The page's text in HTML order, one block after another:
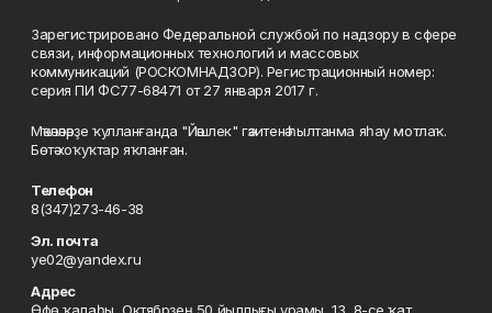
Зарегистрировано Федеральной службой по надзору в сфере
связи, информационных технологий и массовых
коммуникаций (РОСКОМНАДЗОР). Регистрационный номер:
серия ПИ ФС77-68471 от 27 января 2017 г.
Мәҡәләләрҙе ҡулланғанда "Йәшлек" гәзитенә һылтанма яһау мотлаҡ.
Бөтә хоҡуҡтар яҡланған.
Телефон
8(347)273-46-38
Эл. почта
ye02@yandex.ru
Адрес